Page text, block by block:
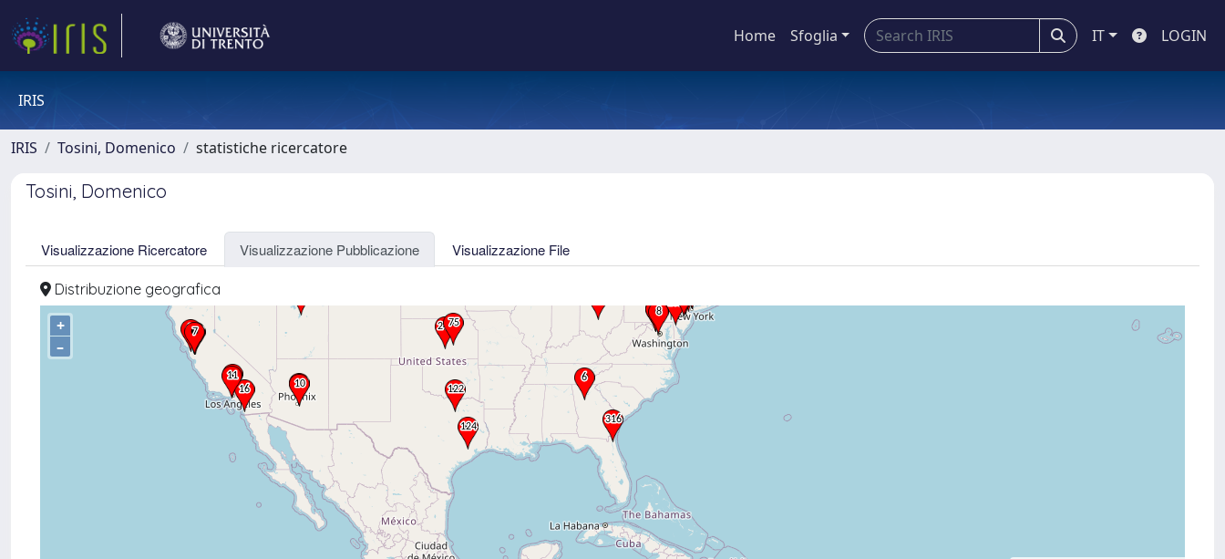
Home Sfoglia IT LOGIN
IRIS
IRIS Tosini, Domenico statistiche ricercatore
Tosini, Domenico
Visualizzazione Ricercatore Visualizzazione Pubblicazione Visualizzazione File
Distribuzione geografica
+
–